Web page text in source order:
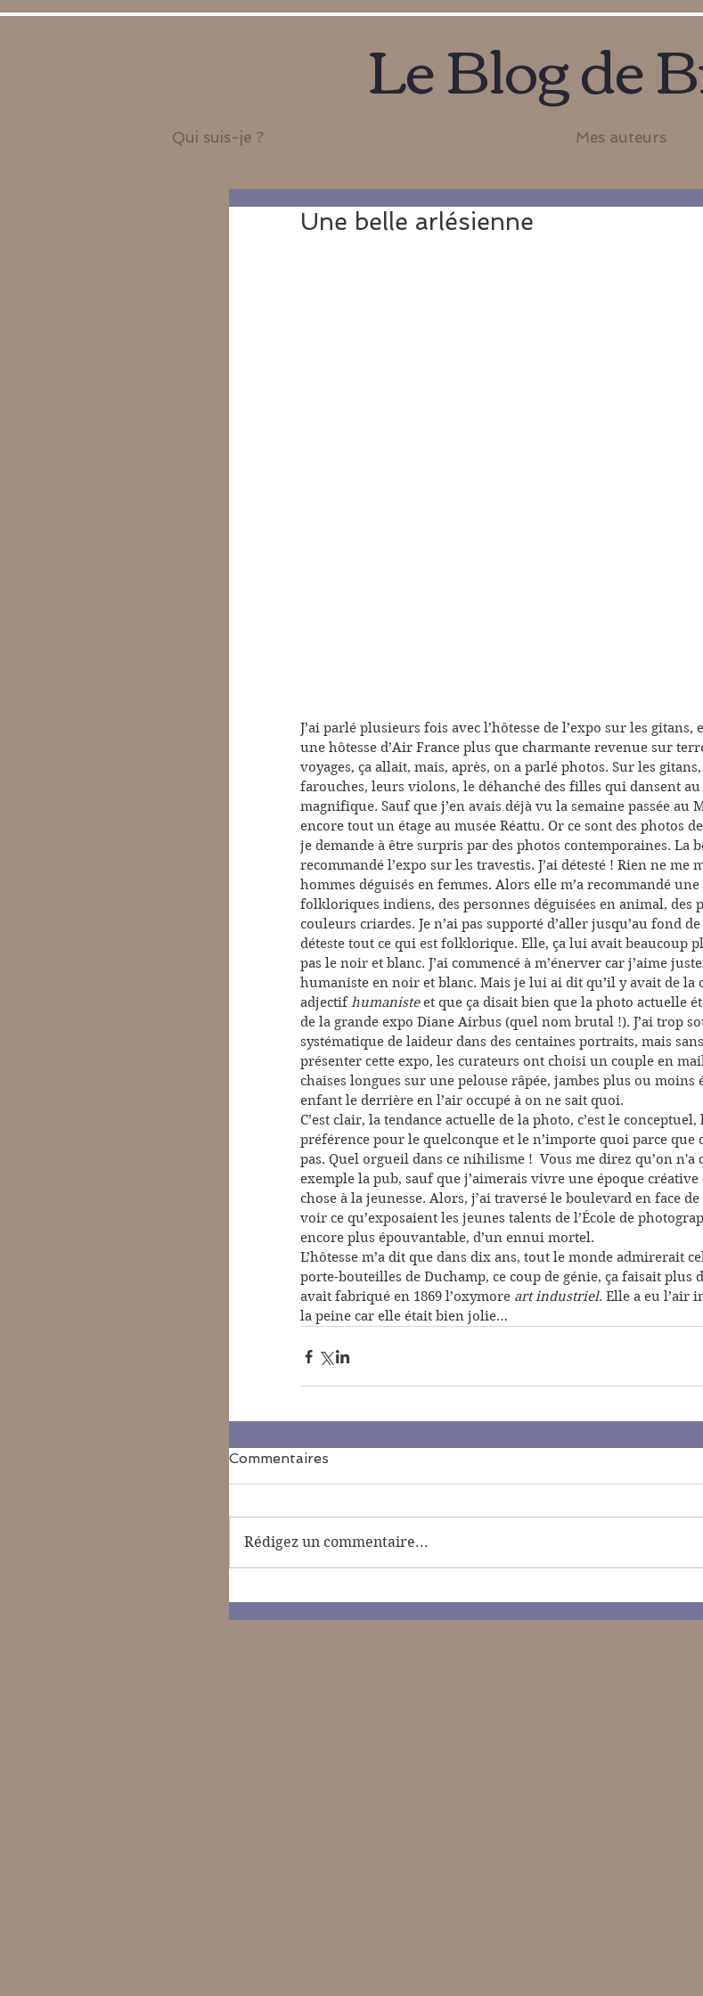
Qui suis-je ? Mes auteurs
Le Blog de
Une belle arlésienne
J’ai parlé plusieurs fois avec l’hôtesse de l’expo sur les gitans,
une hôtesse d’Air France plus que charmante revenue sur
voyages, ça allait, mais, après, on a parlé photos. Sur les
farouches, leurs violons, le déhanché des filles qui dansent au
magnifique. Sauf que j’en avais déjà vu la semaine passée au
encore tout un étage au musée Réattu. Or ce sont des photos
je demande à être surpris par des photos contemporaines. La
recommandé l’expo sur les travestis. J’ai détesté ! Rien ne me
hommes déguisés en femmes. Alors elle m’a recommandé
folkloriques indiens, des personnes déguisées en animal, des
couleurs criardes. Je n’ai pas supporté d’aller jusqu’au fond
déteste tout ce qui est folklorique. Elle, ça lui avait beaucoup
pas le noir et blanc. J’ai commencé à m’énerver car j’aime
humaniste en noir et blanc. Mais je lui ai dit qu’il y avait de la
adjectif humaniste et que ça disait bien que la photo actuelle
de la grande expo Diane Airbus (quel nom brutal !). J’ai trop
systématique de laideur dans des centaines portraits, mais
présenter cette expo, les curateurs ont choisi un couple en
chaises longues sur une pelouse râpée, jambes plus ou moins
enfant le derrière en l’air occupé à on ne sait quoi.
C’est clair, la tendance actuelle de la photo, c’est le
préférence pour le quelconque et le n’importe quoi parce que
pas. Quel orgueil dans ce nihilisme !  Vous me direz qu’on n'a
exemple la pub, sauf que j’aimerais vivre une époque
chose à la jeunesse. Alors, j’ai traversé le boulevard en face
voir ce qu’exposaient les jeunes talents de l’École de
encore plus épouvantable, d’un ennui mortel.
L’hôtesse m’a dit que dans dix ans, tout le monde admirerait
porte-bouteilles de Duchamp, ce coup de génie, ça faisait plus
avait fabriqué en 1869 l’oxymore art industriel. Elle a eu l’air
la peine car elle était bien jolie…
Commentaires
Rédigez un commentaire...